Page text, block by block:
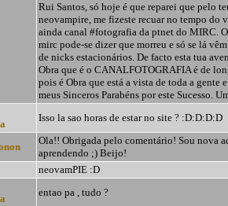
Rui Santos, só hoje é que reparei que pelo
neovampire, me fizeste recuar no tempo do
ainda canal #fotografia da ptnet do MIRC.
mirc pode-se dizer que morreu e só se lá
de nicks estacionários. De facto esta tua
Obra que é o CANALFOTOGRAFIA é de
pois é Obra que está a vista de toda a gente
meus Sinceros Parabéns por este Sucesso.
Isso la sao horas de estar no site ? :D:D:D:D
Ola!! Obrigada pelo comentário! Sou nova
aprendendo ;) Beijo!
neovamPIE :D
entao pa , tudo ?